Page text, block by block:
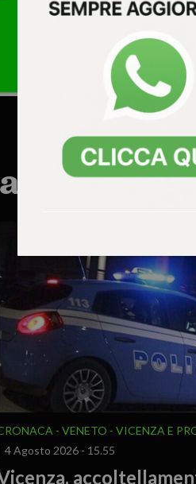
anche:
VENETO
VICENZA E
4 Agosto 2026 - 15.55